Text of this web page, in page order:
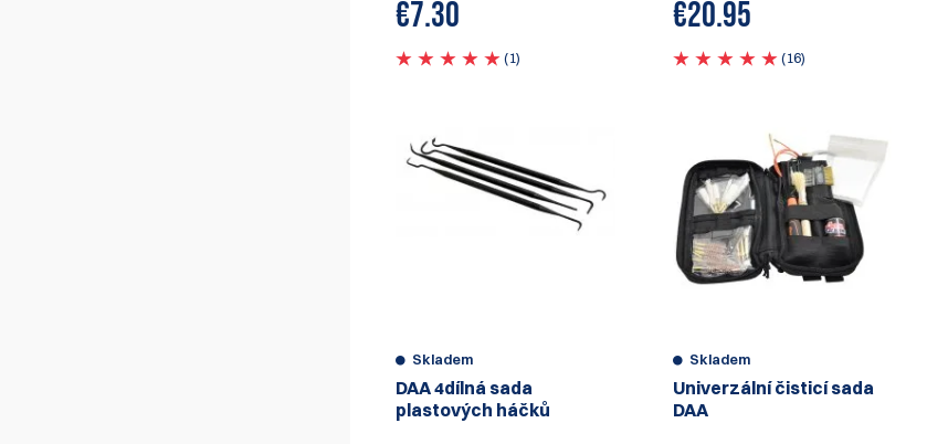
€7.30
(1)
€20.95
(16)
Skladem
DAA 4dílná sada
plastových háčků
Skladem
Univerzální čisticí sada
DAA